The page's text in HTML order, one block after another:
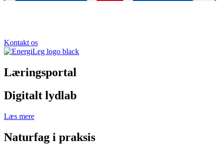
Kontakt os
Læringsportal
Digitalt lydlab
Læs mere
Naturfag i praksis